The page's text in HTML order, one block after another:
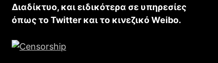
Διαδίκτυο, και ειδικότερα σε υπηρεσίες
όπως το Twitter και το κινεζικό Weibo.